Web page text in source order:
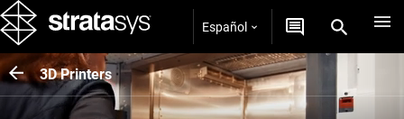
Español
3D Printers